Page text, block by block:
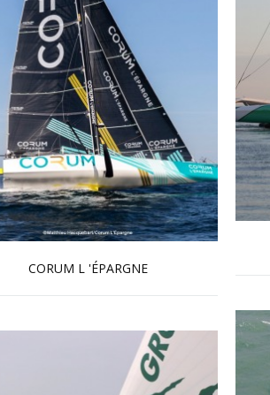
CORUM L 'ÉPARGNE
En savoir plus...